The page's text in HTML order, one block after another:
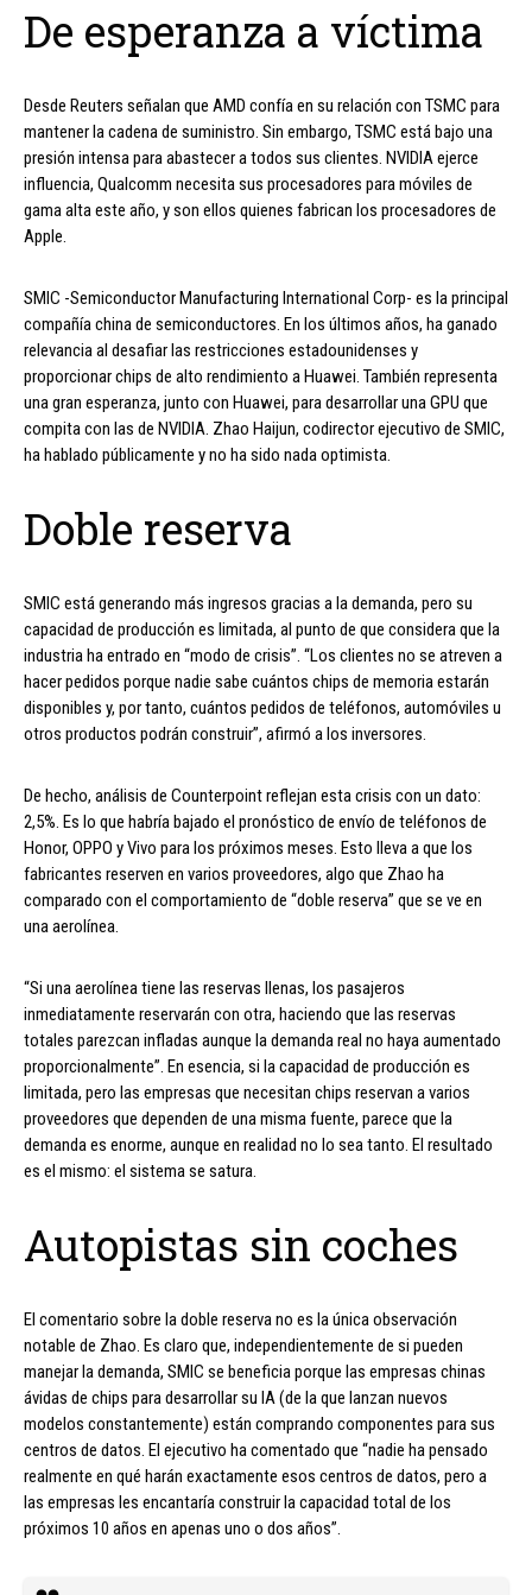
De esperanza a víctima
Desde Reuters señalan que AMD confía en su relación con TSMC para
mantener la cadena de suministro. Sin embargo, TSMC está bajo una
presión intensa para abastecer a todos sus clientes. NVIDIA ejerce
influencia, Qualcomm necesita sus procesadores para móviles de
gama alta este año, y son ellos quienes fabrican los procesadores de
Apple.
SMIC -Semiconductor Manufacturing International Corp- es la principal
compañía china de semiconductores. En los últimos años, ha ganado
relevancia al desafiar las restricciones estadounidenses y
proporcionar chips de alto rendimiento a Huawei. También representa
una gran esperanza, junto con Huawei, para desarrollar una GPU que
compita con las de NVIDIA. Zhao Haijun, codirector ejecutivo de SMIC,
ha hablado públicamente y no ha sido nada optimista.
Doble reserva
SMIC está generando más ingresos gracias a la demanda, pero su
capacidad de producción es limitada, al punto de que considera que la
industria ha entrado en “modo de crisis”. “Los clientes no se atreven a
hacer pedidos porque nadie sabe cuántos chips de memoria estarán
disponibles y, por tanto, cuántos pedidos de teléfonos, automóviles u
otros productos podrán construir”, afirmó a los inversores.
De hecho, análisis de Counterpoint reflejan esta crisis con un dato:
2,5%. Es lo que habría bajado el pronóstico de envío de teléfonos de
Honor, OPPO y Vivo para los próximos meses. Esto lleva a que los
fabricantes reserven en varios proveedores, algo que Zhao ha
comparado con el comportamiento de “doble reserva” que se ve en
una aerolínea.
“Si una aerolínea tiene las reservas llenas, los pasajeros
inmediatamente reservarán con otra, haciendo que las reservas
totales parezcan infladas aunque la demanda real no haya aumentado
proporcionalmente”. En esencia, si la capacidad de producción es
limitada, pero las empresas que necesitan chips reservan a varios
proveedores que dependen de una misma fuente, parece que la
demanda es enorme, aunque en realidad no lo sea tanto. El resultado
es el mismo: el sistema se satura.
Autopistas sin coches
El comentario sobre la doble reserva no es la única observación
notable de Zhao. Es claro que, independientemente de si pueden
manejar la demanda, SMIC se beneficia porque las empresas chinas
ávidas de chips para desarrollar su IA (de la que lanzan nuevos
modelos constantemente) están comprando componentes para sus
centros de datos. El ejecutivo ha comentado que “nadie ha pensado
realmente en qué harán exactamente esos centros de datos, pero a
las empresas les encantaría construir la capacidad total de los
próximos 10 años en apenas uno o dos años”.